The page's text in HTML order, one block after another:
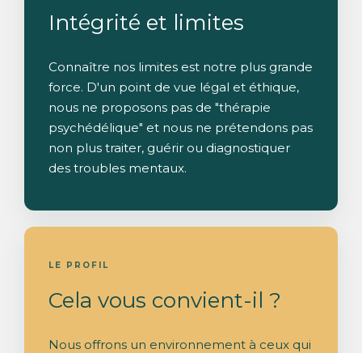
Intégrité et limites
Connaître nos limites est notre plus grande
force. D'un point de vue légal et éthique,
nous ne proposons pas de "thérapie
psychédélique" et nous ne prétendons pas
non plus traiter, guérir ou diagnostiquer
des troubles mentaux.
LE PROFIL
Cela vous convient-il ?
Nous offrons un environnement à ceux qui